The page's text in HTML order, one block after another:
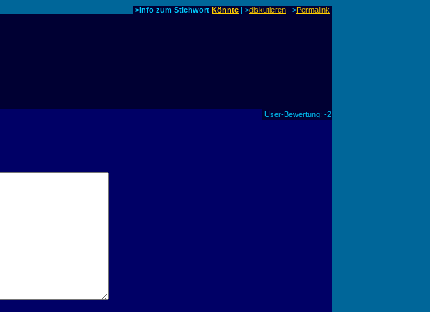
>Info zum Stichwort Könnte | >diskutieren | >Permalink
User-Bewertung: -2